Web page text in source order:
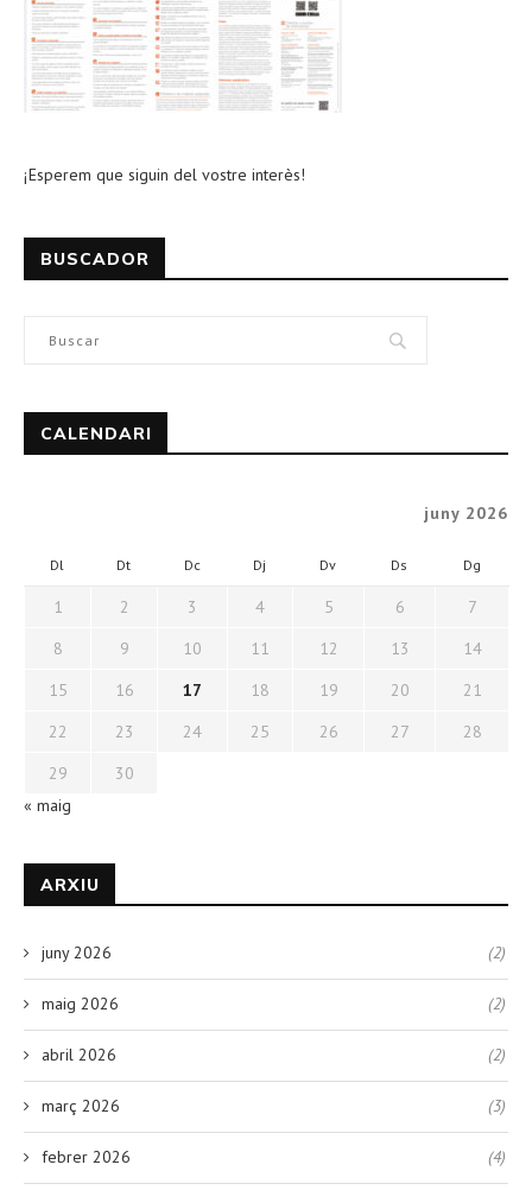
¡Esperem que siguin del vostre interès!
BUSCADOR
CALENDARI
juny 2026
Dl Dt Dc Dj Dv Ds Dg
1 2 3 4 5 6
7
8
9 10 11 12 13
14
15
16 17 18 19 20
21
22
23 24 25 26 27
28
29
30
« maig
ARXIU
juny 2026 (2)
maig 2026 (2)
abril 2026 (2)
març 2026 (3)
febrer 2026 (4)